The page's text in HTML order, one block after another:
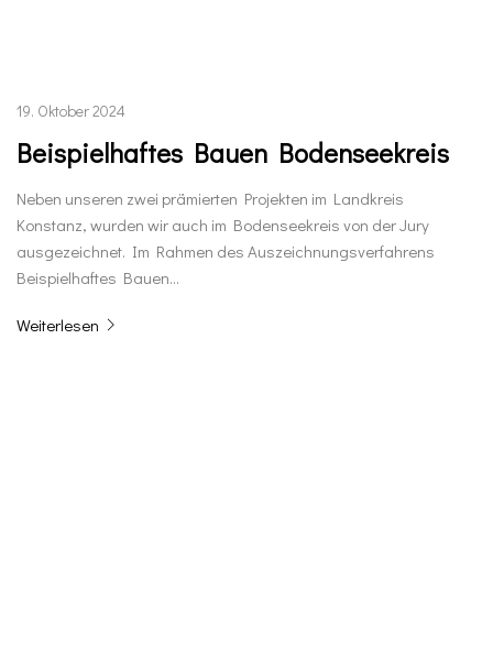
19. Oktober 2024
Beispielhaftes Bauen Bodenseekreis
Neben unseren zwei prämierten Projekten im Landkreis
Konstanz, wurden wir auch im Bodenseekreis von der Jury
ausgezeichnet. Im Rahmen des Auszeichnungsverfahrens
Beispielhaftes Bauen…
Weiterlesen